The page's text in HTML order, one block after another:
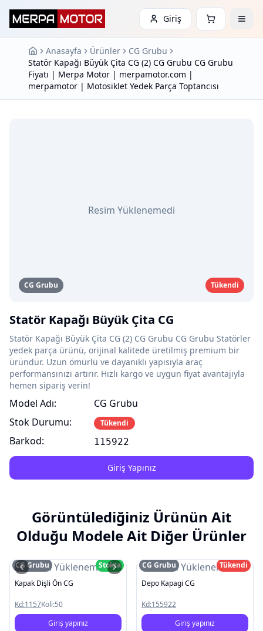
Giriş
Anasayfa Ürünler
CG Grubu
Statör Kapağı Büyük Çita CG (2) CG Grubu CG Grubu
Fiyatı | Merpa Motor | merpamotor.com |
merpamotor | Motosiklet Yedek Parça Toptancısı
CG Grubu Tükendi
Resim Yüklenemedi
Statör Kapağı Büyük Çita CG
Statör Kapağı Büyük Çita CG (2) CG Grubu CG Grubu Statörler
yedek parça ürünü, orijinal kalitede üretilmiş premium bir
üründür. Uzun ömürlü ve dayanıklı yapısıyla araç
performansınızı artırır. Hızlı kargo ve uygun fiyat avantajıyla
hemen sipariş verin!
Model Adı:
Stok Durumu:
Barkod:
CG Grubu
Tükendi
115922
Giriş Yapınız
Görüntülediğiniz Ürünün Ait
Olduğu Modele Ait Diğer Ürünler
Resim Yüklenemedi
CG Grubu
Stokta
Kapak Dişli Ön CG
Kd:1157Koli:50
Giriş yapınız
Resim Yüklenemedi
CG Grubu
Tükendi
Depo Kapagi CG
Kd:155922
Giriş yapınız